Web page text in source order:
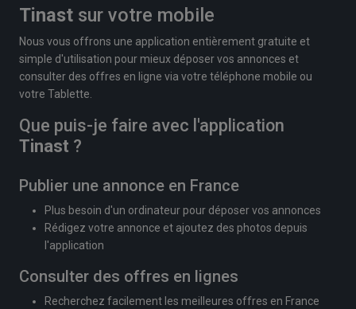
Tinast sur votre mobile
Nous vous offrons une application entièrement gratuite et
simple d'utilisation pour mieux déposer vos annonces et
consulter des offres en ligne via votre téléphone mobile ou
votre Tablette.
Que puis-je faire avec l'application
Tinast ?
Publier une annonce en France
Plus besoin d'un ordinateur pour déposer vos annonces
Rédigez votre annonce et ajoutez des photos depuis
l'application
Consulter des offres en lignes
Recherchez facilement les meilleures offres en France